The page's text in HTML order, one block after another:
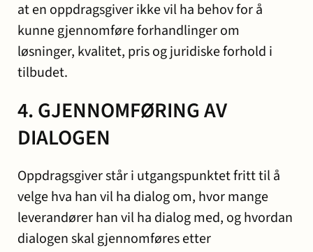
at en oppdragsgiver ikke vil ha behov for å
kunne gjennomføre forhandlinger om
løsninger, kvalitet, pris og juridiske forhold i
tilbudet.
4. GJENNOMFØRING AV
DIALOGEN
Oppdragsgiver står i utgangspunktet fritt til å
velge hva han vil ha dialog om, hvor mange
leverandører han vil ha dialog med, og hvordan
dialogen skal gjennomføres etter